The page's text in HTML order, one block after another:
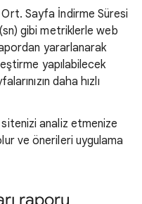
Sayfa İndirme Süresi
gibi metriklerle web
yararlanarak
yapılabilecek
daha hızlı
analiz etmenize
ve önerileri uygulama
raporu